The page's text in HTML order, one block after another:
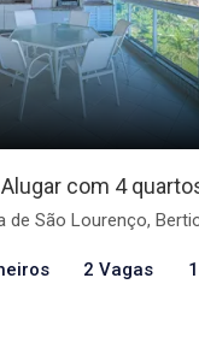
com 4
de São Lourenço,
2 Vagas